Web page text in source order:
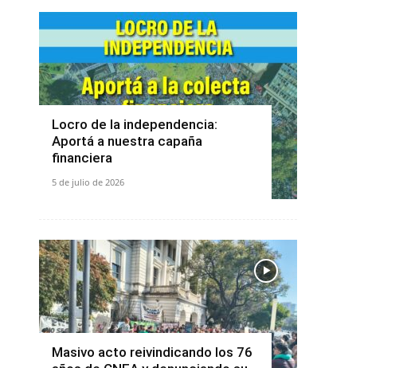
Locro de la independencia:
Aportá a nuestra capaña
financiera
5 de julio de 2026
Masivo acto reivindicando los 76